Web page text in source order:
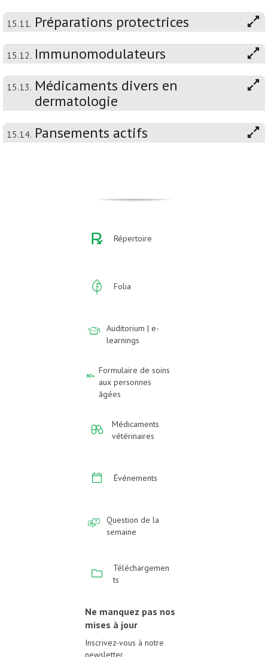
15.11. Préparations protectrices
15.12. Immunomodulateurs
15.13. Médicaments divers en
dermatologie
15.14. Pansements actifs
Répertoire
Folia
Auditorium | e-
learnings
Formulaire de soins
aux personnes
âgées
Médicaments
vétérinaires
Événements
Question de la
semaine
Téléchargemen
ts
Ne manquez pas nos
mises à jour
Inscrivez-vous à notre
newsletter